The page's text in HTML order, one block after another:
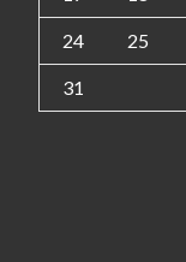
24 25
31